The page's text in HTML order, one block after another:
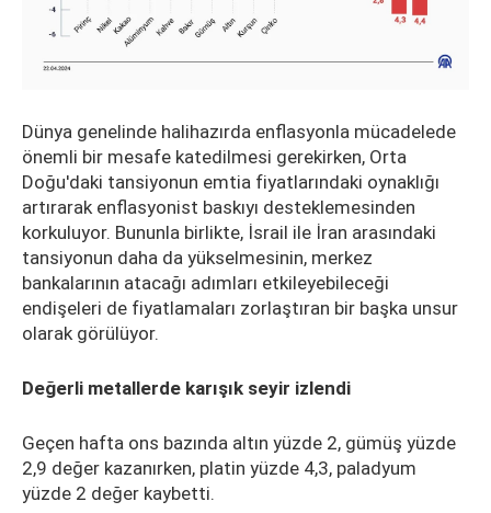
Dünya genelinde halihazırda enflasyonla mücadelede
önemli bir mesafe katedilmesi gerekirken, Orta
Doğu'daki tansiyonun emtia fiyatlarındaki oynaklığı
artırarak enflasyonist baskıyı desteklemesinden
korkuluyor. Bununla birlikte, İsrail ile İran arasındaki
tansiyonun daha da yükselmesinin, merkez
bankalarının atacağı adımları etkileyebileceği
endişeleri de fiyatlamaları zorlaştıran bir başka unsur
olarak görülüyor.
Değerli metallerde karışık seyir izlendi
Geçen hafta ons bazında altın yüzde 2, gümüş yüzde
2,9 değer kazanırken, platin yüzde 4,3, paladyum
yüzde 2 değer kaybetti.